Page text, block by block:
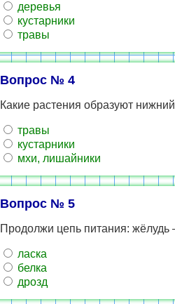
деревья
кустарники
травы
Вопрос № 4
Какие растения образуют
травы
кустарники
мхи, лишайники
Вопрос № 5
Продолжи цепь питания: жёлудь
ласка
белка
дрозд